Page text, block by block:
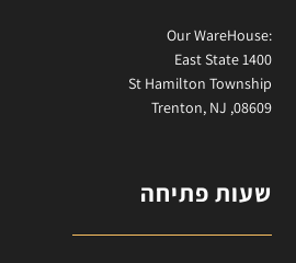
:Our WareHouse
East State 1400
St Hamilton Township
Trenton, NJ ,08609
שעות פתיחה